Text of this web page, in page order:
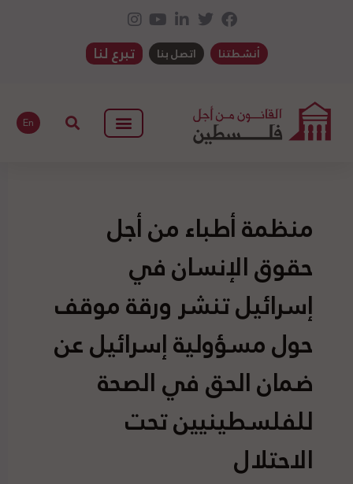
أنشطتنا اتصل بنا تبرع لنا
En
منظمة أطباء من أجل
حقوق الإنسان في
إسرائيل تنشر ورقة موقف
حول مسؤولية إسرائيل عن
ضمان الحق في الصحة
للفلسطينيين تحت
الاحتلال